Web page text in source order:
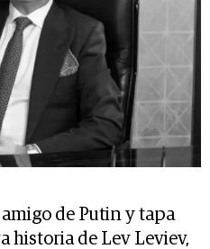
de Putin y tapa
historia de Lev Leviev,